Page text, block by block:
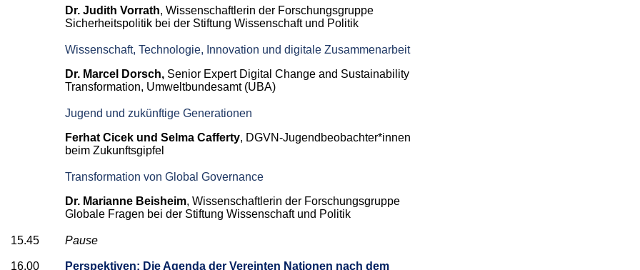
Dr. Judith Vorrath, Wissenschaftlerin der Forschungsgruppe
Sicherheitspolitik bei der Stiftung Wissenschaft und Politik
Wissenschaft, Technologie, Innovation und digitale Zusammenarbeit
Dr. Marcel Dorsch, Senior Expert Digital Change and Sustainability
Transformation, Umweltbundesamt (UBA)
Jugend und zukünftige Generationen
Ferhat Cicek und Selma Cafferty, DGVN-Jugendbeobachter*innen
beim Zukunftsgipfel
Transformation von Global Governance
Dr. Marianne Beisheim, Wissenschaftlerin der Forschungsgruppe
Globale Fragen bei der Stiftung Wissenschaft und Politik
15.45 Pause
16.00
Perspektiven: Die Agenda der Vereinten Nationen nach dem